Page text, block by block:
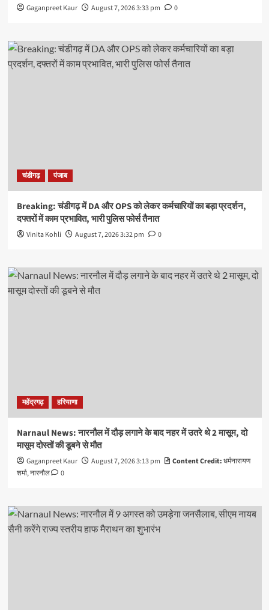
Gaganpreet Kaur August 7, 2026 3:33 pm 0
चंडीगढ़ पंजाब
Breaking: चंडीगढ़ में DA और OPS को लेकर कर्मचारियों का बड़ा प्रदर्शन,
दफ्तरों में काम प्रभावित, भारी पुलिस फोर्स तैनात
Vinita Kohli August 7, 2026 3:32 pm 0
महेंद्रगढ़ हरियाणा
Narnaul News: नारनौल में दौड़ लगाने के बाद नहर में उतरे थे 2 मासूम, दो
मासूम दोस्तों की डूबने से मौत
Gaganpreet Kaur August 7, 2026 3:13 pm Content Credit:धर्मनारायण
शर्मा, नारनौल
0